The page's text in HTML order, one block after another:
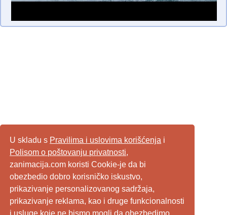
U skladu s Pravilima i uslovima korišćenja i
Polisom o poštovanju privatnosti,
zanimacija.com koristi Cookie-je da bi
obezbedio dobro korisničko iskustvo,
prikazivanje personalizovanog sadržaja,
prikazivanje reklama, kao i druge funkcionalnosti